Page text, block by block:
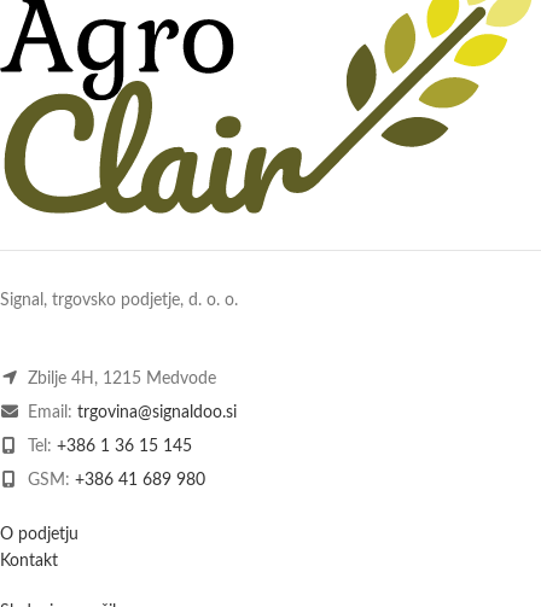
Signal, trgovsko podjetje, d. o. o.
Zbilje 4H, 1215 Medvode
Email: trgovina@signaldoo.si
Tel: +386 1 36 15 145
GSM: +386 41 689 980
O podjetju
Kontakt